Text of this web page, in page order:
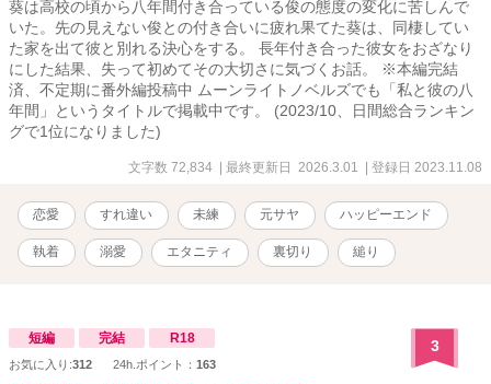
葵は高校の頃から八年間付き合っている俊の態度の変化に苦しんで
いた。先の見えない俊との付き合いに疲れ果てた葵は、同棲してい
た家を出て彼と別れる決心をする。 長年付き合った彼女をおざなり
にした結果、失って初めてその大切さに気づくお話。 ※本編完結
済、不定期に番外編投稿中 ムーンライトノベルズでも「私と彼の八
年間」というタイトルで掲載中です。 (2023/10、日間総合ランキン
グで1位になりました)
文字数 72,834 | 最終更新日 2026.3.01 | 登録日 2023.11.08
恋愛 すれ違い 未練 元サヤ ハッピーエンド
執着 溺愛 エタニティ 裏切り 縋り
短編 完結 R18
お気に入り:312 24h.ポイント： 163
3